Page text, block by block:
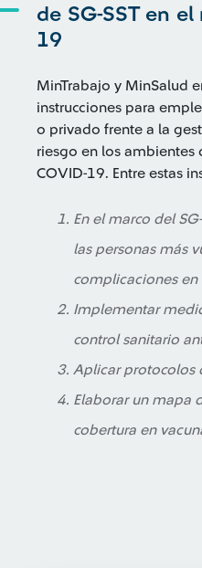
de SG-SST en
19
MinTrabajo y MinSalud
instrucciones para
o privado frente a la
riesgo en los ambientes
COVID-19. Entre estas
En el marco del
las personas más
complicaciones en
Implementar
control sanitario
Aplicar protocolos
Elaborar un mapa
cobertura en